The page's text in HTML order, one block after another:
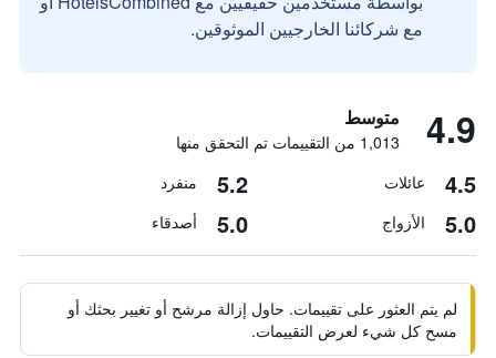
مع شركائنا الخارجيين الموثوقين.
4.9 متوسط
1,013 من التقييمات تم التحقق منها
4.5 عائلات 5.2 منفرد
5.0 الأزواج 5.0 أصدقاء
لم يتم العثور على تقييمات. حاول إزالة مرشح أو تغيير بحثك أو
مسح كل شيء لعرض التقييمات.